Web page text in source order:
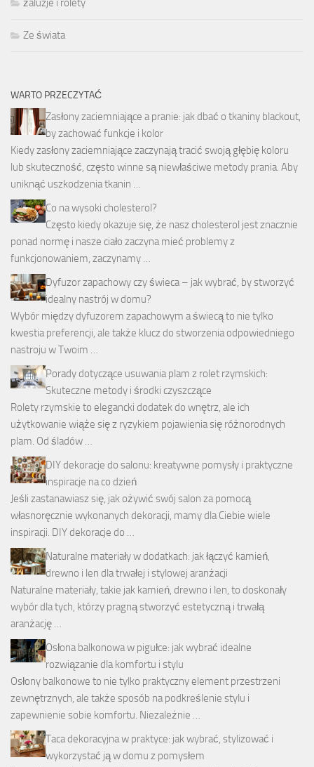
żaluzje i rolety
Ze świata
WARTO PRZECZYTAĆ
Zasłony zaciemniające a pranie: jak dbać o tkaniny blackout,
by zachować funkcje i kolor
Kiedy zasłony zaciemniające zaczynają tracić swoją głębię koloru
lub skuteczność, często winne są niewłaściwe metody prania. Aby
uniknąć uszkodzenia tkanin …
Co na wysoki cholesterol?
Często kiedy okazuje się, że nasz cholesterol jest znacznie
ponad normę i nasze ciało zaczyna mieć problemy z
funkcjonowaniem, zaczynamy …
Dyfuzor zapachowy czy świeca – jak wybrać, by stworzyć
idealny nastrój w domu?
Wybór między dyfuzorem zapachowym a świecą to nie tylko
kwestia preferencji, ale także klucz do stworzenia odpowiedniego
nastroju w Twoim …
Porady dotyczące usuwania plam z rolet rzymskich:
Skuteczne metody i środki czyszczące
Rolety rzymskie to elegancki dodatek do wnętrz, ale ich
użytkowanie wiąże się z ryzykiem pojawienia się różnorodnych
plam. Od śladów …
DIY dekoracje do salonu: kreatywne pomysły i praktyczne
inspiracje na co dzień
Jeśli zastanawiasz się, jak ożywić swój salon za pomocą
własnoręcznie wykonanych dekoracji, mamy dla Ciebie wiele
inspiracji. DIY dekoracje do …
Naturalne materiały w dodatkach: jak łączyć kamień,
drewno i len dla trwałej i stylowej aranżacji
Naturalne materiały, takie jak kamień, drewno i len, to doskonały
wybór dla tych, którzy pragną stworzyć estetyczną i trwałą
aranżację …
Osłona balkonowa w pigułce: jak wybrać idealne
rozwiązanie dla komfortu i stylu
Osłony balkonowe to nie tylko praktyczny element przestrzeni
zewnętrznych, ale także sposób na podkreślenie stylu i
zapewnienie sobie komfortu. Niezależnie …
Taca dekoracyjna w praktyce: jak wybrać, stylizować i
wykorzystać ją w domu z pomysłem